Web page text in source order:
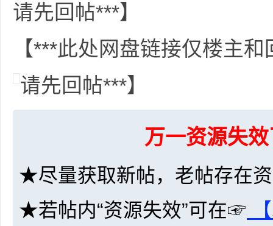
请先回帖***】
【***此处网盘链接仅楼主
请先回帖***】
万一资源失
★尽量获取新帖，老帖存在
★若帖内“资源失效”可在☞